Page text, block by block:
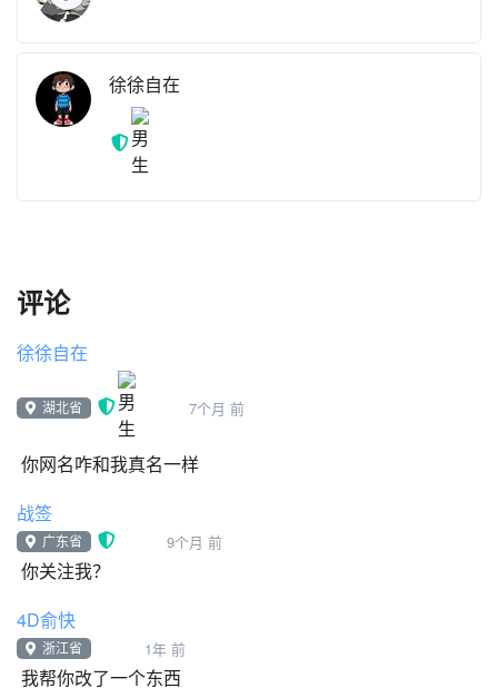
徐徐自在
评论
徐徐自在
湖北省 7个月 前
你网名咋和我真名一样
战签
广东省 9个月 前
你关注我？
4D俞快
浙江省 1年 前
我帮你改了一个东西